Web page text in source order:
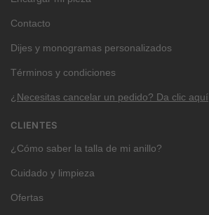
Contacto
Dijes y monogramas personalizados
Términos y condiciones
¿Necesitas cancelar un pedido? Da clic aquí
CLIENTES
¿Cómo saber la talla de mi anillo?
Cuidado y limpieza
Ofertas